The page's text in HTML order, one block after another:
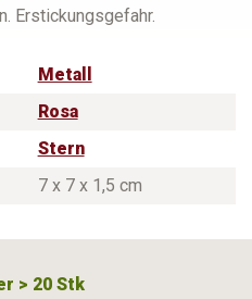
Erstickungsgefahr.
Metall
Rosa
Stern
7 x 7 x 1,5 cm
> 20 Stk